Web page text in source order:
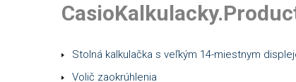
Stolná kalkulačka s veľkým 14-miestnym
Volič zaokrúhlenia